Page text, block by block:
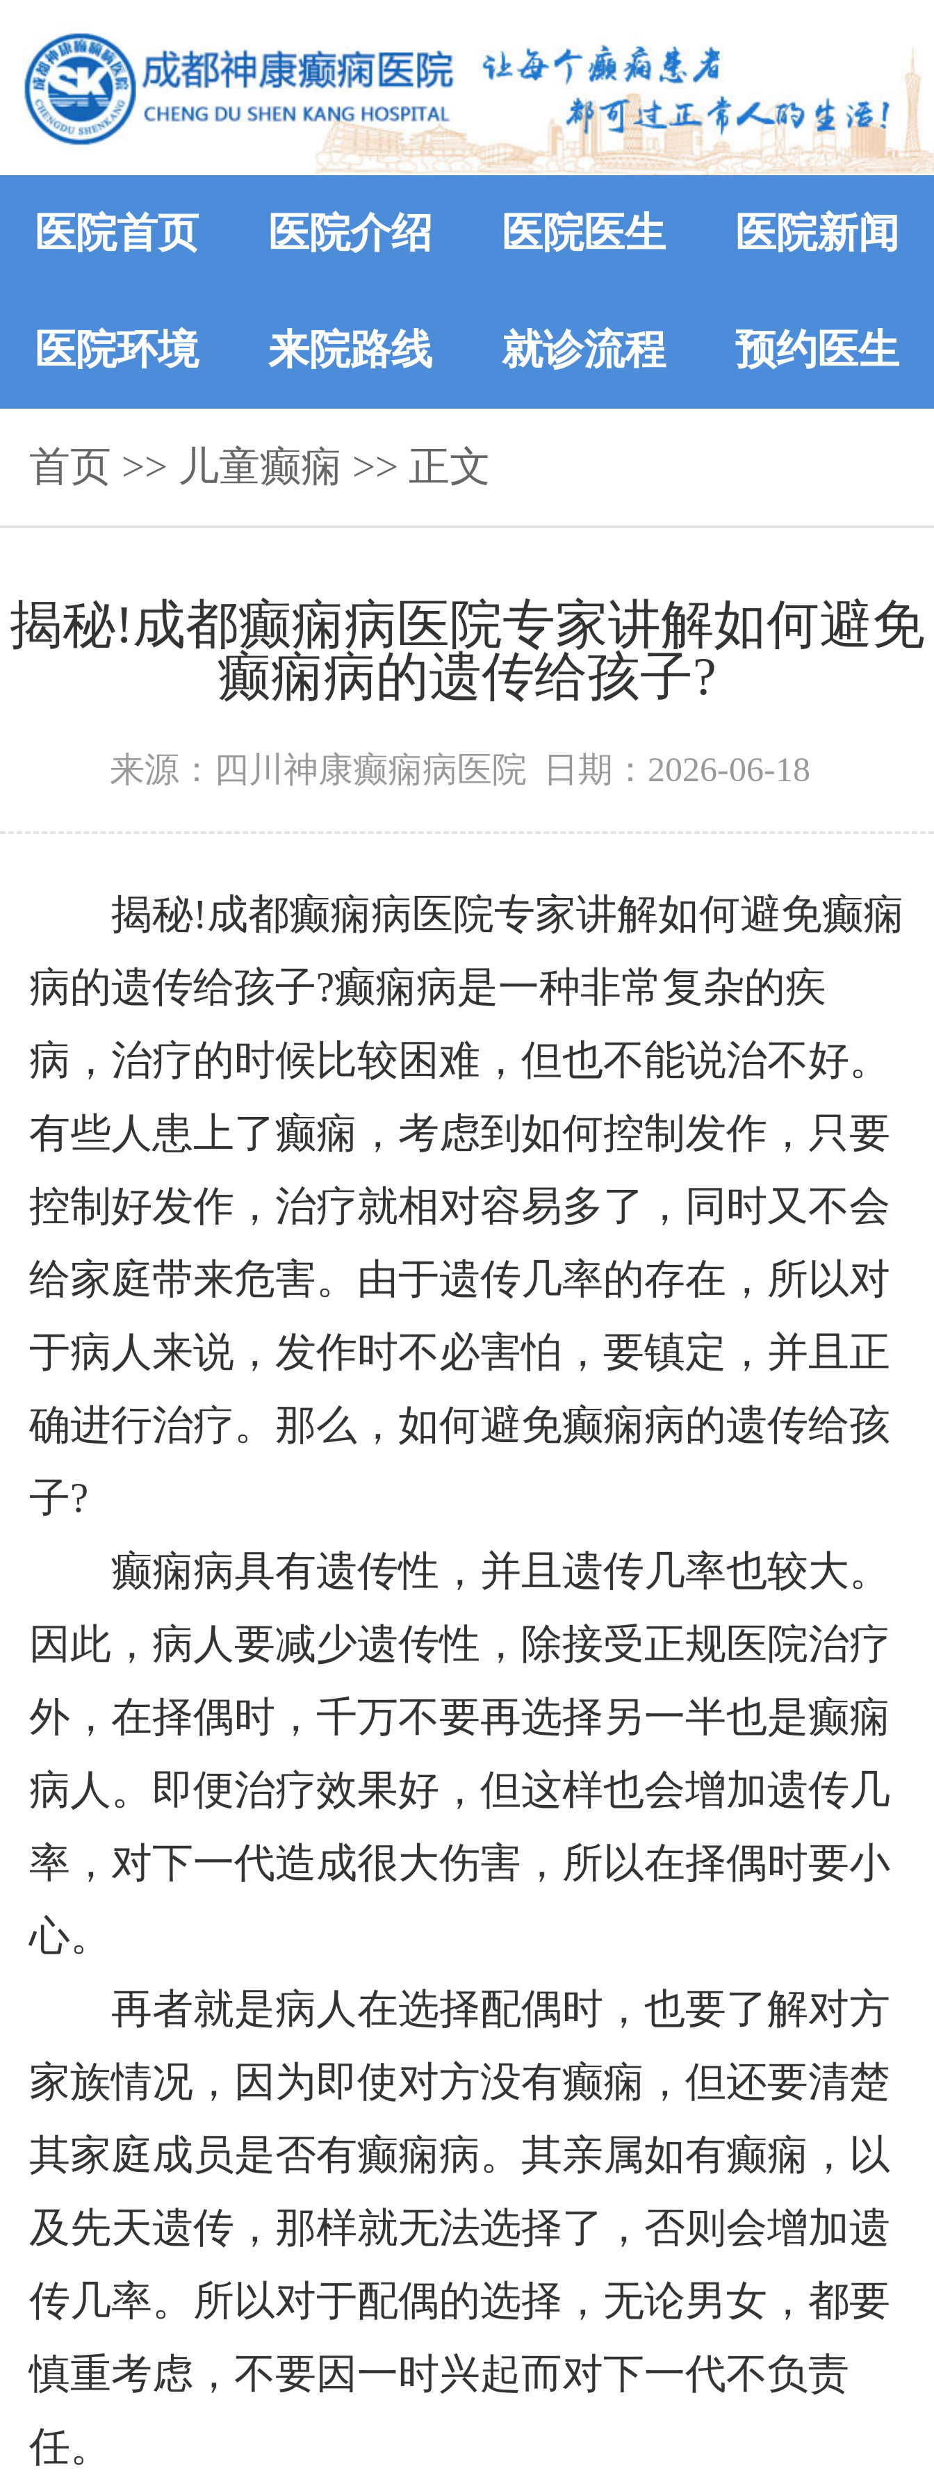
医院首页 医院介绍 医院医生 医院新闻
医院环境 来院路线 就诊流程 预约医生
首页 >> 儿童癫痫 >> 正文
揭秘!成都癫痫病医院专家讲解如何避免
癫痫病的遗传给孩子?
来源：四川神康癫痫病医院 日期：2026-06-18
揭秘!成都癫痫病医院专家讲解如何避免癫痫
病的遗传给孩子?癫痫病是一种非常复杂的疾
病，治疗的时候比较困难，但也不能说治不好。
有些人患上了癫痫，考虑到如何控制发作，只要
控制好发作，治疗就相对容易多了，同时又不会
给家庭带来危害。由于遗传几率的存在，所以对
于病人来说，发作时不必害怕，要镇定，并且正
确进行治疗。那么，如何避免癫痫病的遗传给孩
子?
癫痫病具有遗传性，并且遗传几率也较大。
因此，病人要减少遗传性，除接受正规医院治疗
外，在择偶时，千万不要再选择另一半也是癫痫
病人。即便治疗效果好，但这样也会增加遗传几
率，对下一代造成很大伤害，所以在择偶时要小
心。
再者就是病人在选择配偶时，也要了解对方
家族情况，因为即使对方没有癫痫，但还要清楚
其家庭成员是否有癫痫病。其亲属如有癫痫，以
及先天遗传，那样就无法选择了，否则会增加遗
传几率。所以对于配偶的选择，无论男女，都要
慎重考虑，不要因一时兴起而对下一代不负责
任。